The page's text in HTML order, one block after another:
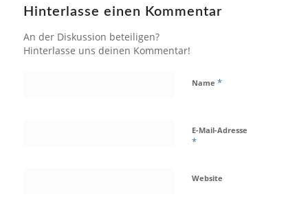
Hinterlasse einen Kommentar
An der Diskussion beteiligen?
Hinterlasse uns deinen Kommentar!
Name *
E-Mail-Adresse
*
Website